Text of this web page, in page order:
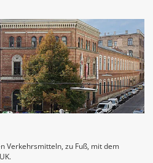
Verkehrsmitteln, zu Fuß, mit dem